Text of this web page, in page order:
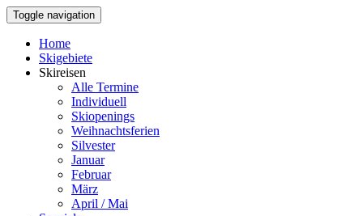
Toggle navigation
Home
Skigebiete
Skireisen
Alle Termine
Individuell
Skiopenings
Weihnachtsferien
Silvester
Januar
Februar
März
April / Mai